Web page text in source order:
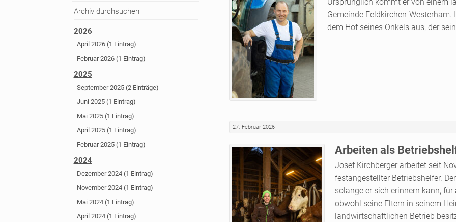
Gemeinde Feldkirchen-
dem Hof seines Onkels aus, der
27. Februar 2026
Arbeiten als
Josef Kirchberger arbeitet seit
festangestellter Betriebshelfer.
solange er sich erinnern kann,
obwohl seine Eltern in seinem
landwirtschaftlichen Betrieb
Archiv durchsuchen
2026
April 2026 (1 Eintrag)
Februar 2026 (1 Eintrag)
2025
September 2025 (2 Einträge)
Juni 2025 (1 Eintrag)
Mai 2025 (1 Eintrag)
April 2025 (1 Eintrag)
Februar 2025 (1 Eintrag)
2024
Dezember 2024 (1 Eintrag)
November 2024 (1 Eintrag)
Mai 2024 (1 Eintrag)
April 2024 (1 Eintrag)